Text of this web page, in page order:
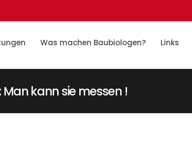
Was machen Baubiologen? Links
kann sie messen !